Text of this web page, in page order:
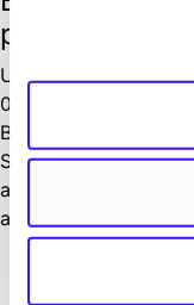
najmä v USA a v
informácie nájdete
Informácii o
poklady
Udržateľné
01. 08. 2023
Barborská cesta,
Slovensku, je dlhá
a zaujímavostí na
a lokality, ktoré...